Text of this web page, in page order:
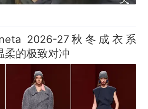
2026-27秋冬成衣系
柔的极致对冲